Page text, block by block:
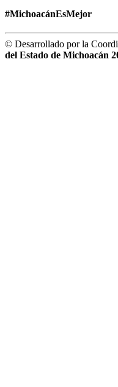
#MichoacánEsMejor
© Desarrollado por la
del Estado de Michoacán